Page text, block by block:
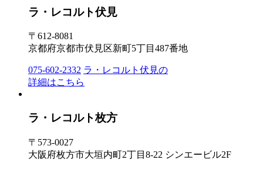
ラ・レコルト伏見
〒612-8081
京都府京都市伏見区新町5丁目487番地
075-602-2332 ラ・レコルト伏見の
詳細はこちら
ラ・レコルト枚方
〒573-0027
大阪府枚方市大垣内町2丁目8-22 シンエービル2F